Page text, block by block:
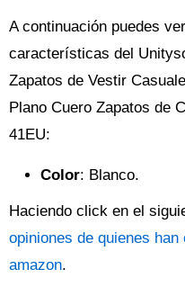
A continuación puedes
características del
Zapatos de Vestir
Plano Cuero Zapatos de
41EU:
Color: Blanco.
Haciendo click en el
opiniones de quienes
amazon.